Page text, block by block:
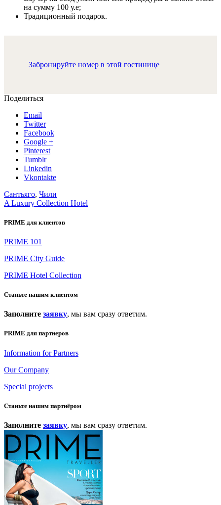
на сумму 100 у.е;
Традиционный подарок.
Забронируйте номер в этой гостинице
Поделиться
Email
Twitter
Facebook
Google +
Pinterest
Tumblr
Linkedin
Vkontakte
Сантьяго, Чили
A Luxury Collection Hotel
PRIME для клиентов
PRIME 101
PRIME City Guide
PRIME Hotel Collection
Станьте нашим клиентом
Заполните заявку, мы вам сразу ответим.
PRIME для партнеров
Information for Partners
Our Company
Special projects
Станьте нашим партнёром
Заполните заявку, мы вам сразу ответим.